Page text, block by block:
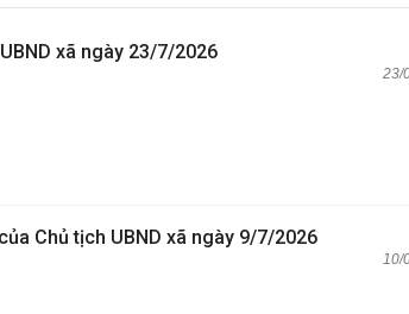
xã ngày 23/7/2026
23/
Chủ tịch UBND xã ngày 9/7/2026
10/